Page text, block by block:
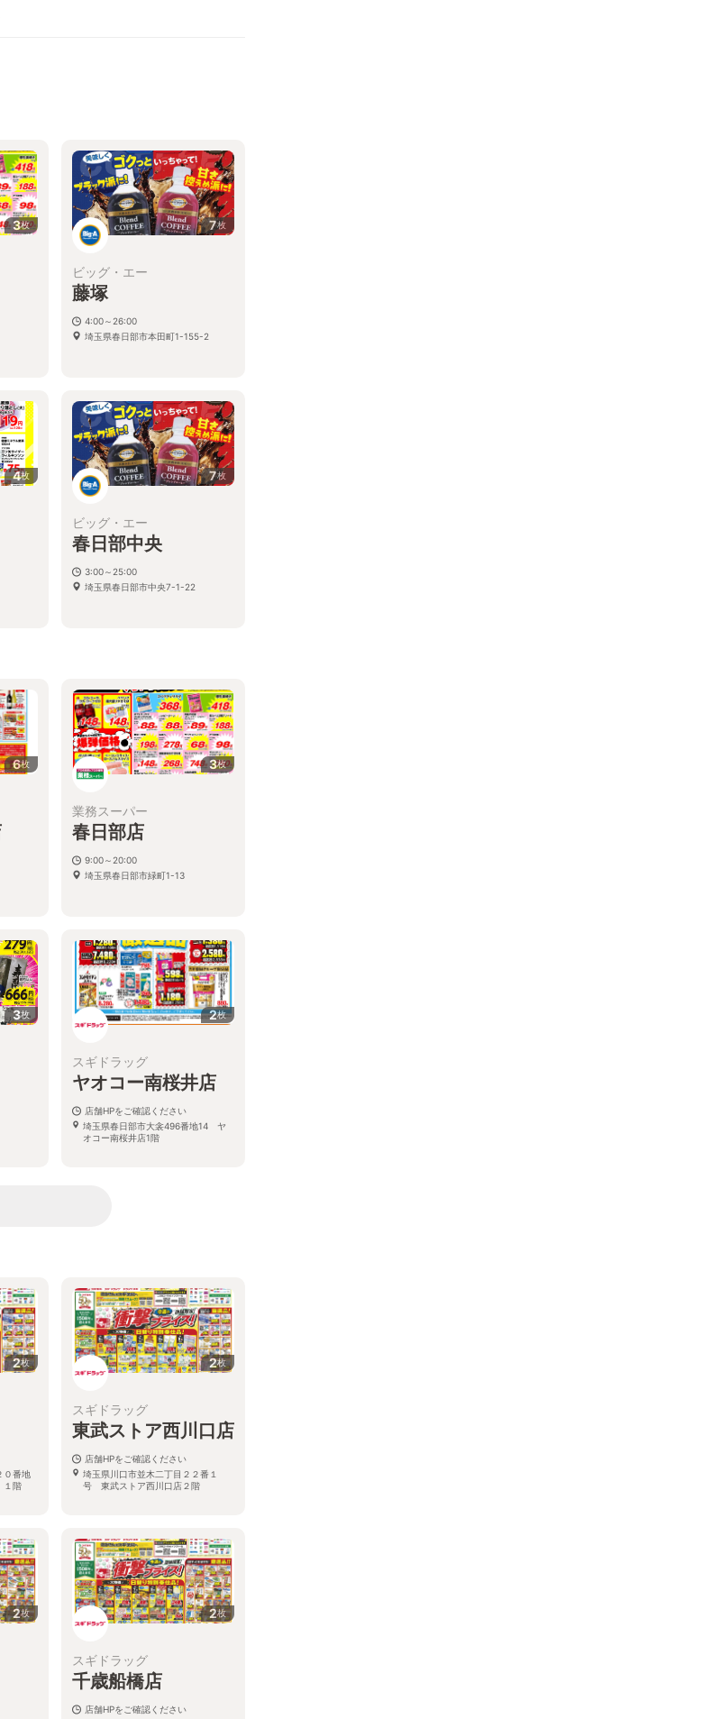
3枚 7枚
ビッグ・エー
藤塚
4:00～26:00
埼玉県春日部市本田町1-155-2
4枚 7枚
ビッグ・エー
春日部中央
3:00～25:00
埼玉県春日部市中央7-1-22
6枚 3枚
業務スーパー
春日部店
9:00～20:00
埼玉県春日部市緑町1-13
3枚 2枚
スギドラッグ
ヤオコー南桜井店
店舗HPをご確認ください
埼玉県春日部市大衾496番地14 ヤ
オコー南桜井店1階
2枚
０番地
１階
2枚
スギドラッグ
東武ストア西川口店
店舗HPをご確認ください
埼玉県川口市並木二丁目２２番１
号 東武ストア西川口店２階
2枚 2枚
スギドラッグ
千歳船橋店
店舗HPをご確認ください